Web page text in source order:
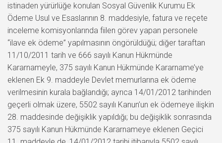
istinaden yürürlüğe konulan Sosyal Güvenlik Kurumu Ek
Ödeme Usul ve Esaslarının 8. maddesiyle, fatura ve reçete
inceleme komisyonlarında fiilen görev yapan personele
“ilave ek ödeme” yapılmasının öngörüldüğü; diğer taraftan
11/10/2011 tarih ve 666 sayılı Kanun Hükmünde
Kararnameyle, 375 sayılı Kanun Hükmünde Kararname’ye
eklenen Ek 9. maddeyle Devlet memurlarına ek ödeme
verilmesinin kurala bağlandığı; ayrıca 14/01/2012 tarihinden
geçerli olmak üzere, 5502 sayılı Kanun’un ek ödemeye ilişkin
28. maddesinde değişiklik yapıldığı; bu değişiklik sonrasında
375 sayılı Kanun Hükmünde Kararnameye eklenen Geçici